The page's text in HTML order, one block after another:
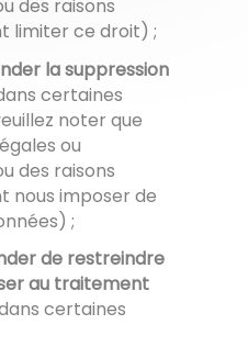
des raisons
limiter ce droit) ;
la suppression
certaines
noter que
ou
des raisons
nous imposer de
;
de restreindre
au traitement
certaines